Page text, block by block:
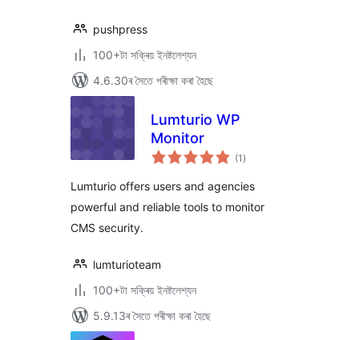
pushpress
100+টা সক্ৰিয় ইনষ্টলেশ্যন
4.6.30ৰ সৈতে পৰীক্ষা কৰা হৈছে
Lumturio WP
Monitor
(1 টা
মুঠ)
Lumturio offers users and agencies
powerful and reliable tools to monitor
CMS security.
lumturioteam
100+টা সক্ৰিয় ইনষ্টলেশ্যন
5.9.13ৰ সৈতে পৰীক্ষা কৰা হৈছে